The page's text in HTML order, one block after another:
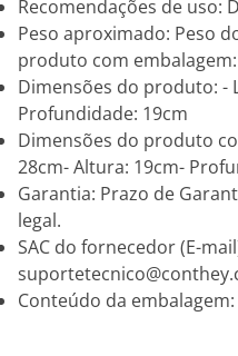
Recomendações de uso:
Peso aproximado: Peso
produto com
Dimensões do produto: -
Profundidade: 19cm
Dimensões do produto
28cm- Altura: 19cm-
Garantia: Prazo de
legal.
SAC do fornecedor (E-
Conteúdo da